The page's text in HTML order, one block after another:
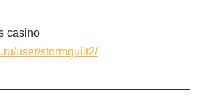
casino
user/stormquilt2/